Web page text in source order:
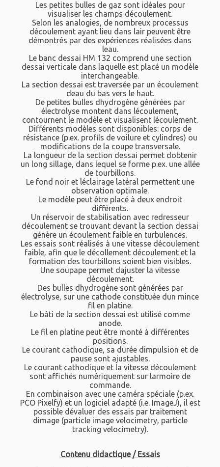
Les petites bulles de gaz sont idéales pour
visualiser les champs découlement.
Selon les analogies, de nombreux processus
découlement ayant lieu dans lair peuvent être
démontrés par des expériences réalisées dans
leau.
Le banc dessai HM 132 comprend une section
dessai verticale dans laquelle est placé un modèle
interchangeable.
La section dessai est traversée par un écoulement
deau du bas vers le haut.
De petites bulles dhydrogène générées par
électrolyse montent dans lécoulement,
contournent le modèle et visualisent lécoulement.
Différents modèles sont disponibles: corps de
résistance (p.ex. profils de voilure et cylindres) ou
modifications de la coupe transversale.
La longueur de la section dessai permet dobtenir
un long sillage, dans lequel se forme p.ex. une allée
de tourbillons.
Le fond noir et léclairage latéral permettent une
observation optimale.
Le modèle peut être placé à deux endroit
différents.
Un réservoir de stabilisation avec redresseur
découlement se trouvant devant la section dessai
génère un écoulement faible en turbulences.
Les essais sont réalisés à une vitesse découlement
faible, afin que le décollement découlement et la
formation des tourbillons soient bien visibles.
Une soupape permet dajuster la vitesse
découlement.
Des bulles dhydrogène sont générées par
électrolyse, sur une cathode constituée dun mince
fil en platine.
Le bâti de la section dessai est utilisé comme
anode.
Le fil en platine peut être monté à différentes
positions.
Le courant cathodique, sa durée dimpulsion et de
pause sont ajustables.
Le courant cathodique et la vitesse découlement
sont affichés numériquement sur larmoire de
commande.
En combinaison avec une caméra spéciale (p.ex.
PCO Pixelfy) et un logiciel adapté (i.e. ImageJ), il est
possible dévaluer des essais par traitement
dimage (particle image velocimetry, particle
tracking velocimetry).
Contenu didactique / Essais